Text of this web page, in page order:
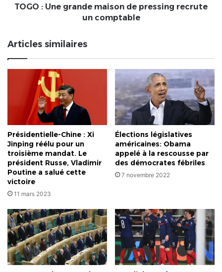
comptable
TOGO : Une grande maison de pressing recrute
un comptable
Articles similaires
Présidentielle-Chine : Xi
Jinping réélu pour un
troisième mandat. Le
président Russe, Vladimir
Poutine a salué cette
victoire
11 mars 2023
Élections législatives
américaines: Obama
appelé à la rescousse par
des démocrates fébriles
7 novembre 2022